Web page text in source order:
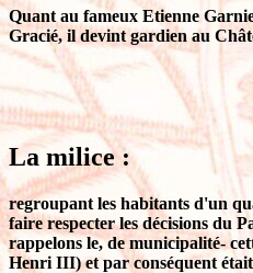
Quant au fameux Etienne
Gracié, il devint gardien au
La milice :
regroupant les habitants d'un
faire respecter les décisions du
rappelons le, de municipalité-
Henri III) et par conséquent